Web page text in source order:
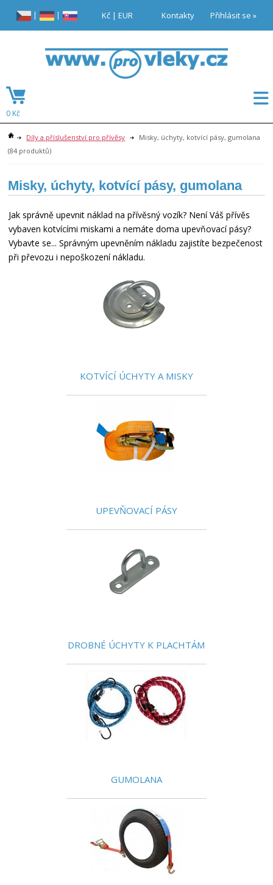
Díly a příslušenství pro přívěsy
Misky, úchyty, kotvící pásy, gumolana
(84 produktů)
Misky, úchyty, kotvící pásy, gumolana
Jak správně upevnit náklad na přívěsný vozík? Není Váš přívěs
vybaven kotvícími miskami a nemáte doma upevňovací pásy?
Vybavte se... Správným upevněním nákladu zajistíte bezpečenost
při převozu i nepoškození nákladu.
KOTVÍCÍ ÚCHYTY A MISKY
UPEVŇOVACÍ PÁSY
DROBNÉ ÚCHYTY K PLACHTÁM
GUMOLANA
Přihlásit se »
Kontakty
Kč |EUR
| |
0 Kč